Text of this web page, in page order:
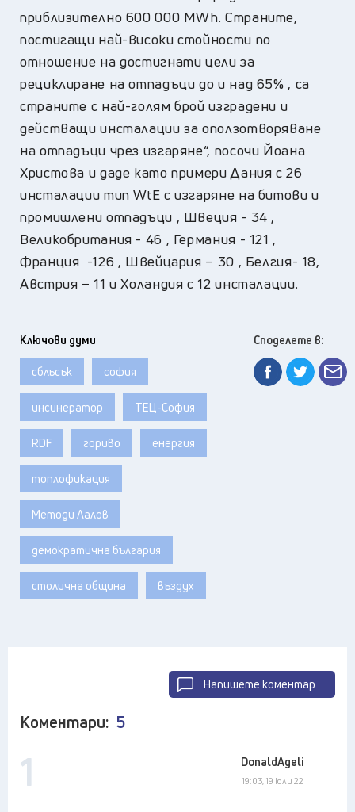
приблизително 600 000 MWh. Страните,
постигащи най-високи стойности по
отношение на достигнати цели за
рециклиране на отпадъци до и над 65% , са
страните с най-голям брой изградени и
действащи инсталации за оползотворяване
на отпадъци чрез изгаряне“, посочи Йоана
Христова и даде като примери Дания с 26
инсталации тип WtE с изгаряне на битови и
промишлени отпадъци , Швеция - 34 ,
Великобритания - 46 , Германия - 121 ,
Франция -126 , Швейцария – 30 , Белгия- 18,
Австрия – 11 и Холандия с 12 инсталации.
Ключови думи
сблъсък софия
инсинератор ТЕЦ-София
RDF гориво енергия
топлофикация
Методи Лалов
демократична българия
столична община въздух
Споделете в:
Напишете коментар
Коментари: 5
1 DonaldAgeli
19:03, 19 юли 22